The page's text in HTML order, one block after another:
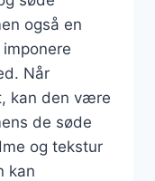
også en
Når
kan den være
de søde
og tekstur
kan